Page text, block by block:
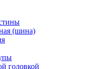
(шина)
головкой